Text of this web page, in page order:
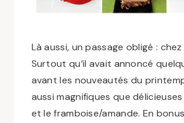
Là aussi, un passage obligé : chez
Surtout qu’il avait annoncé
avant les nouveautés du
aussi magnifiques que
et le framboise/amande. En